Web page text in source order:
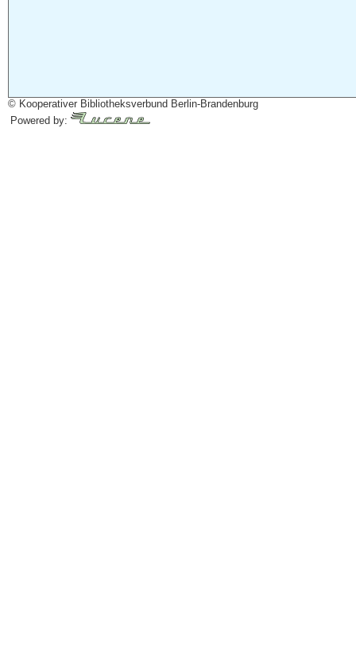
© Kooperativer Bibliotheksverbund Berlin-Brandenburg
Powered by: